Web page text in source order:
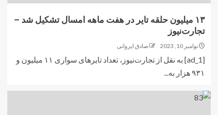
۱۳ میلیون حلقه تایر در هفت ماهه امسال تشکیل شد –
تجارت‌نیوز
نوامبر 10, 2023 صادق ایروانی
[ad_1] به نقل از تجارت‌نیوز، تعداد تایرهای سواری ۱۱ میلیون و
۹۳۱ هزار به...